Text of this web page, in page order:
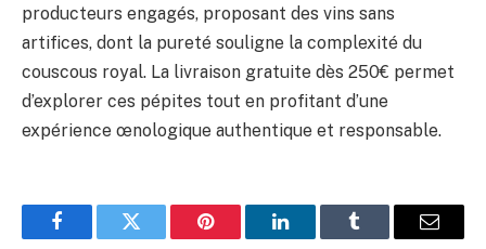
producteurs engagés, proposant des vins sans
artifices, dont la pureté souligne la complexité du
couscous royal. La livraison gratuite dès 250€ permet
d’explorer ces pépites tout en profitant d’une
expérience œnologique authentique et responsable.
FacebookTwitter Pinterest LinkedInTumblr Email